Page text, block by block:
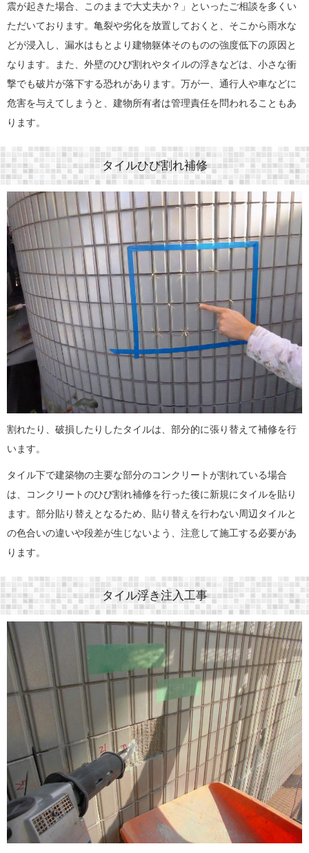
震が起きた場合、このままで大丈夫か？」といったご相談を多くい
ただいております。亀裂や劣化を放置しておくと、そこから雨水な
どが浸入し、漏水はもとより建物躯体そのものの強度低下の原因と
なります。また、外壁のひび割れやタイルの浮きなどは、小さな衝
撃でも破片が落下する恐れがあります。万が一、通行人や車などに
危害を与えてしまうと、建物所有者は管理責任を問われることもあ
ります。
タイルひび割れ補修
割れたり、破損したりしたタイルは、部分的に張り替えて補修を行
います。
タイル下で建築物の主要な部分のコンクリートが割れている場合
は、コンクリートのひび割れ補修を行った後に新規にタイルを貼り
ます。部分貼り替えとなるため、貼り替えを行わない周辺タイルと
の色合いの違いや段差が生じないよう、注意して施工する必要があ
ります。
タイル浮き注入工事